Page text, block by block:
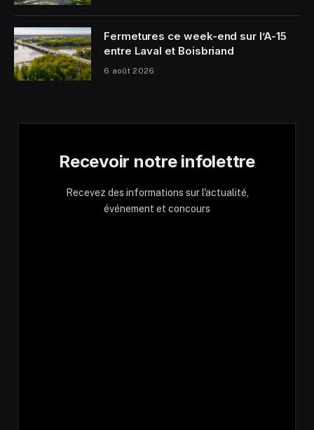
Fermetures ce week-end sur l’A-15
entre Laval et Boisbriand
6 août 2026
Recevoir notre infolettre
Recevez des informations sur l'actualité,
événement et concours